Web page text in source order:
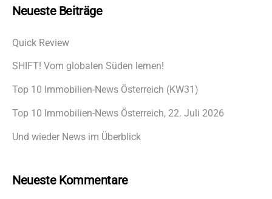
Neueste Beiträge
Quick Review
SHIFT! Vom globalen Süden lernen!
Top 10 Immobilien-News Österreich (KW31)
Top 10 Immobilien-News Österreich, 22. Juli 2026
Und wieder News im Überblick
Neueste Kommentare